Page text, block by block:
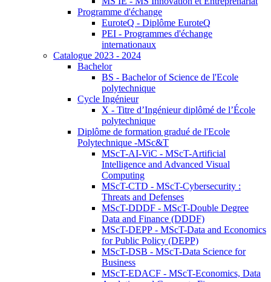
Programme d'échange
EuroteQ - Diplôme EuroteQ
PEI - Programmes d'échange
internationaux
Catalogue 2023 - 2024
Bachelor
BS - Bachelor of Science de l'Ecole
polytechnique
Cycle Ingénieur
X - Titre d’Ingénieur diplômé de l’École
polytechnique
Diplôme de formation gradué de l'Ecole
Polytechnique -MSc&T
MScT-AI-ViC - MScT-Artificial
Intelligence and Advanced Visual
Computing
MScT-CTD - MScT-Cybersecurity :
Threats and Defenses
MScT-DDDF - MScT-Double Degree
Data and Finance (DDDF)
MScT-DEPP - MScT-Data and Economics
for Public Policy (DEPP)
MScT-DSB - MScT-Data Science for
Business
MScT-EDACF - MScT-Economics, Data